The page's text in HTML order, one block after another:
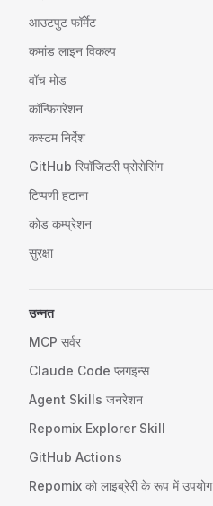
आउटपुट फॉर्मेट
कमांड लाइन विकल्प
वॉच मोड
कॉन्फ़िगरेशन
कस्टम निर्देश
GitHub रिपॉजिटरी प्रोसेसिंग
टिप्पणी हटाना
कोड कम्प्रेशन
सुरक्षा
उन्नत
MCP सर्वर
Claude Code प्लगइन्स
Agent Skills जनरेशन
Repomix Explorer Skill
GitHub Actions
Repomix को लाइब्रेरी के रूप में उपयोग